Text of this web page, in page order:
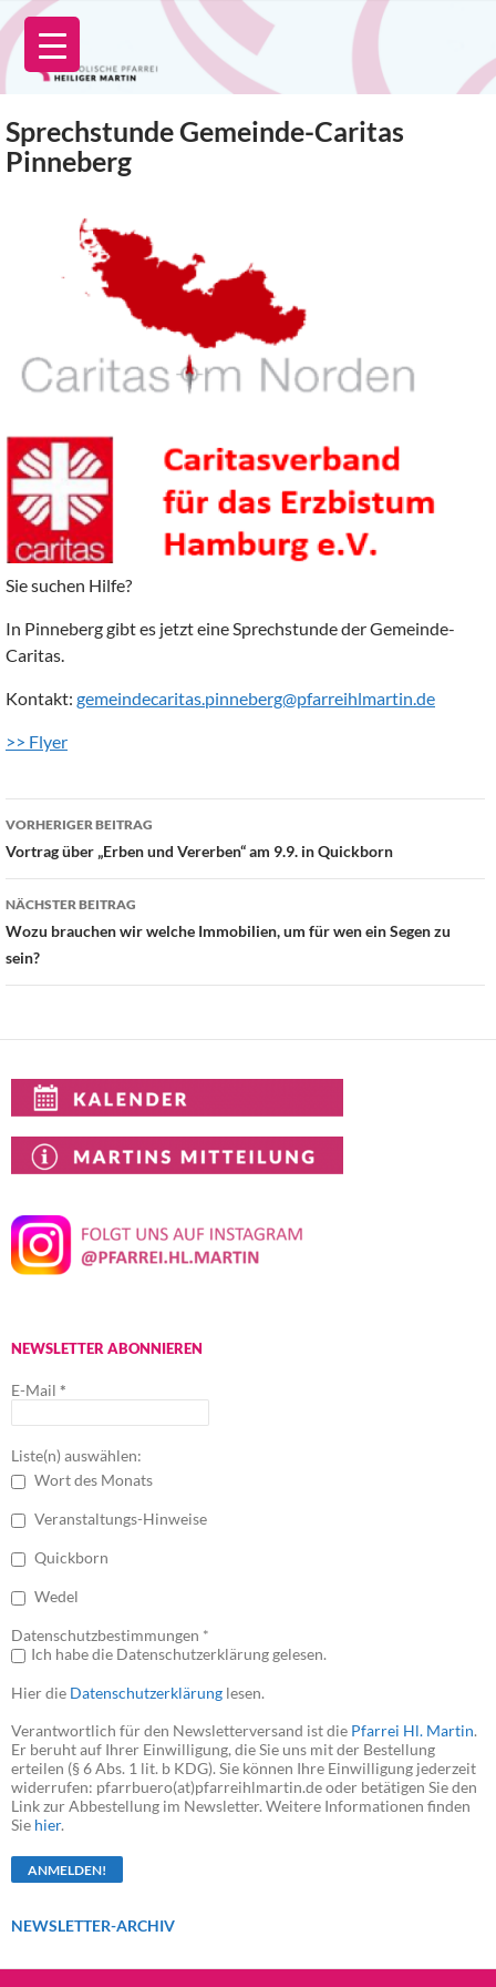
Zum
Inhalt
springen
Sprechstunde Gemeinde-Caritas
Pinneberg
Sie suchen Hilfe?
In Pinneberg gibt es jetzt eine Sprechstunde der Gemeinde-
Caritas.
Kontakt: gemeindecaritas.pinneberg@pfarreihlmartin.de
>> Flyer
Beitragsnavigation
VORHERIGER BEITRAG
Vortrag über „Erben und Vererben“ am 9.9. in Quickborn
NÄCHSTER BEITRAG
Wozu brauchen wir welche Immobilien, um für wen ein Segen zu
sein?
NEWSLETTER ABONNIEREN
E-Mail *
Liste(n) auswählen:
Wort des Monats
Veranstaltungs-Hinweise
Quickborn
Wedel
Datenschutzbestimmungen *
Ich habe die Datenschutzerklärung gelesen.
Hier die Datenschutzerklärung lesen.
Verantwortlich für den Newsletterversand ist die Pfarrei Hl. Martin.
Er beruht auf Ihrer Einwilligung, die Sie uns mit der Bestellung
erteilen (§ 6 Abs. 1 lit. b KDG). Sie können Ihre Einwilligung jederzeit
widerrufen: pfarrbuero(at)pfarreihlmartin.de oder betätigen Sie den
Link zur Abbestellung im Newsletter. Weitere Informationen finden
Sie hier.
NEWSLETTER-ARCHIV